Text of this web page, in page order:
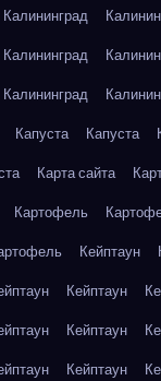
Калининград
Калининград
Калининград
Капуста Капуста
Карта сайта
Картофель
Кейптаун
Кейптаун
Кейптаун
Кейптаун